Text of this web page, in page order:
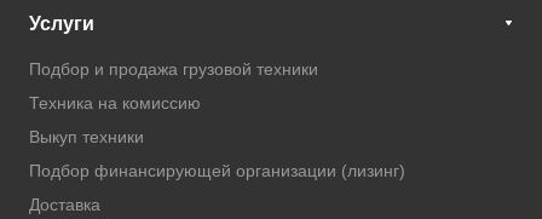
Услуги
Подбор и продажа грузовой техники
Техника на комиссию
Выкуп техники
Подбор финансирующей организации (лизинг)
Доставка